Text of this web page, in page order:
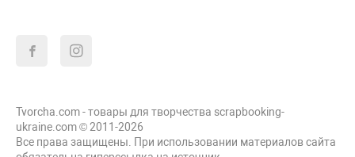
Tvorcha.com - товары для творчества scrapbooking-
ukraine.com © 2011-2026
Все права защищены. При использовании материалов сайта